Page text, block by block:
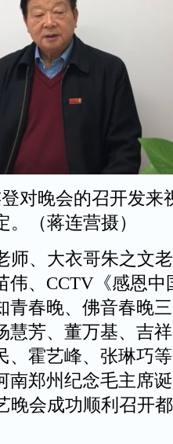
对晚会的召开发来
。（蒋连营摄）
、大衣哥朱之文
伟、CCTV《感恩中
青春晚、佛音春晚
慧芳、董万基、吉
、霍艺峰、张琳巧
南郑州纪念毛主席
晚会成功顺利召开